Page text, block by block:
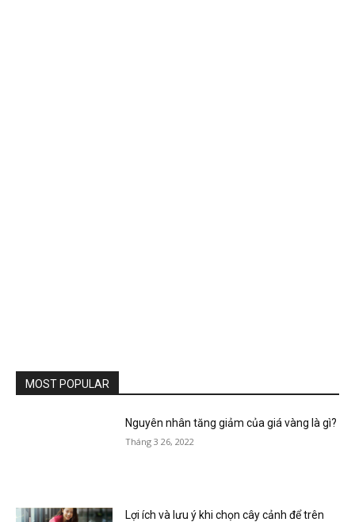
MOST POPULAR
Nguyên nhân tăng giảm của giá vàng là gì?
Tháng 3 26, 2022
Lợi ích và lưu ý khi chọn cây cảnh để trên